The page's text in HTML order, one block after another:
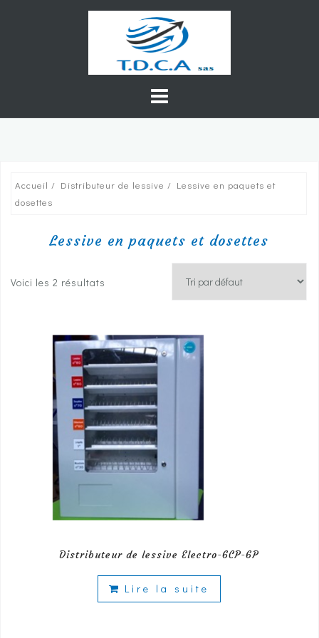
Accueil / Distributeur de lessive / Lessive en paquets et
dosettes
Lessive en paquets et dosettes
Voici les 2 résultats
Distributeur de lessive Electro-6CP-6P
Lire la suite